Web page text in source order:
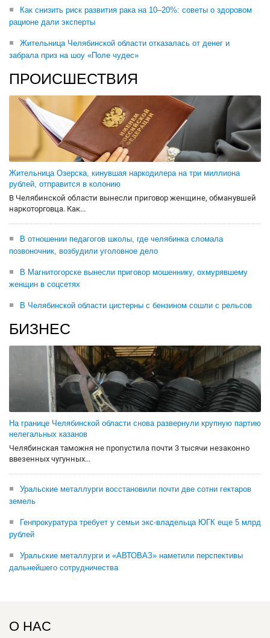
Как снизить риск развития рака на 10–20%: советы о здоровом
рационе дали эксперты
Жительница Челябинской области отказалась от денег и
забрала приз на шоу «Поле чудес»
ПРОИСШЕСТВИЯ
Жительница Озерска, кинувшая наркодилера на три миллиона
рублей, отправится в колонию
В Челябинской области вынесли приговор женщине, обманувшей
наркоторговца. Как...
В отношении педагогов школы, где челябинка сломала
позвоночник, возбудили уголовное дело
В Магнитогорске вынесли приговор мошеннику, охмурявшему
женщин в соцсетях
В Челябинской области цистерны с бензином сошли с рельсов
БИЗНЕС
На границе Челябинской области снова развернули крупную партию
нелегальных казанов
Челябинская таможня не пропустила почти 3 тысячи незаконно
ввезенных чугунных...
Уральские металлурги восстановили почти две сотни гектаров
земель
Генпрокуратура требует у семьи экс-владельца ЮГК еще 5 млрд
рублей
Уральские металлурги и «АВТОВАЗ» наметили перспективы
дальнейшего сотрудничества
О НАС